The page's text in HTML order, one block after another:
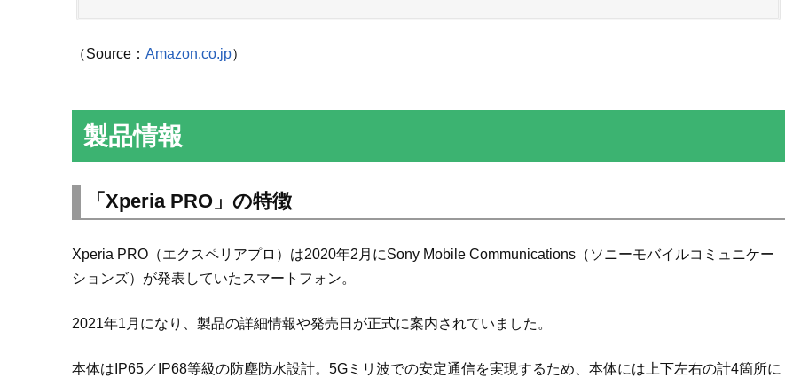
（Source： Amazon.co.jp）
製品情報
「Xperia PRO」の特徴
Xperia PRO（エクスペリアプロ）は2020年2月にSony Mobile Communications（ソニーモバイルコミュニケー
ションズ）が発表していたスマートフォン。
2021年1月になり、製品の詳細情報や発売日が正式に案内されていました。
本体はIP65／IP68等級の防塵防水設計。5Gミリ波での安定通信を実現するため、本体には上下左右の計4箇所に